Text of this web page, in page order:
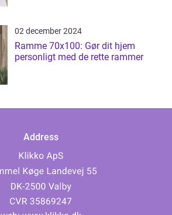
02 december 2024
Ramme 70x100: Gør dit hjem
personligt med de rette rammer
Address